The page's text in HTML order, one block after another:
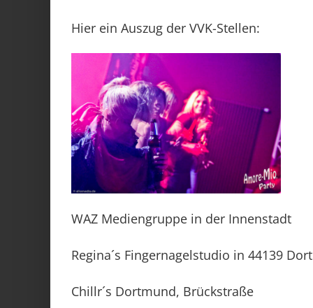
Hier ein Auszug der VVK-Stellen:
WAZ Mediengruppe in der Innenstadt
Regina´s Fingernagelstudio in 44139
Chillr´s Dortmund, Brückstraße